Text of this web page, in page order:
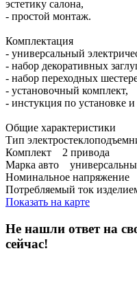
эстетику салона,
- простой монтаж.
Комплектация
- универсальный
- набор декоративных
- набор переходных
- установочный комплект,
- инстукция по установке
Общие характеристики
Тип
Комплект 2 привода
Марка авто
Номинальное
Потребляемый ток
Показать на карте
Не нашли ответ на
сейчас!